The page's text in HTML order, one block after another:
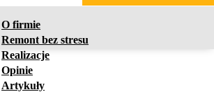
O firmie
Remont bez stresu
Realizacje
Opinie
Artykuły